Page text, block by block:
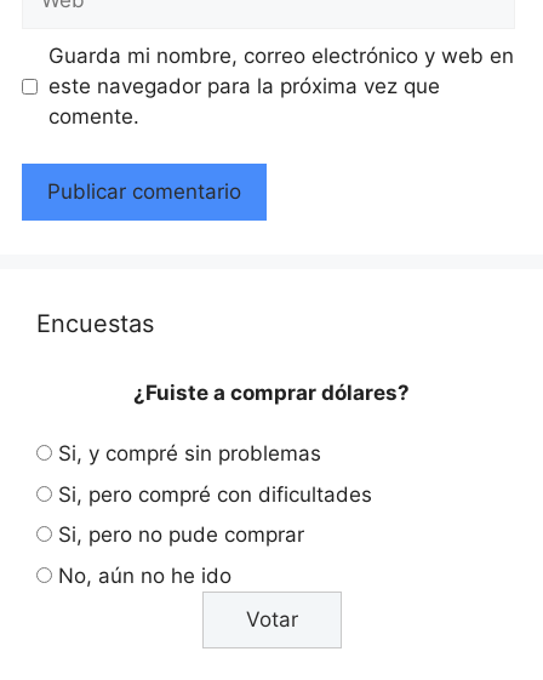
Guarda mi nombre, correo electrónico y web en
este navegador para la próxima vez que
comente.
Encuestas
¿Fuiste a comprar dólares?
Si, y compré sin problemas
Si, pero compré con dificultades
Si, pero no pude comprar
No, aún no he ido